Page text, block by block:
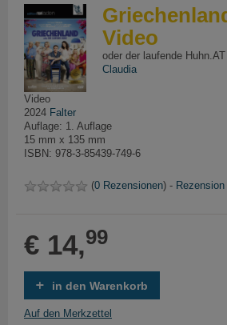
Video
oder der laufende Huhn.AT
Claudia
Video
2024 Falter
Auflage: 1. Auflage
15 mm x 135 mm
ISBN: 978-3-85439-749-6
(0 Rezensionen) -
€ 14,99
in den Warenkorb
Auf den Merkzettel